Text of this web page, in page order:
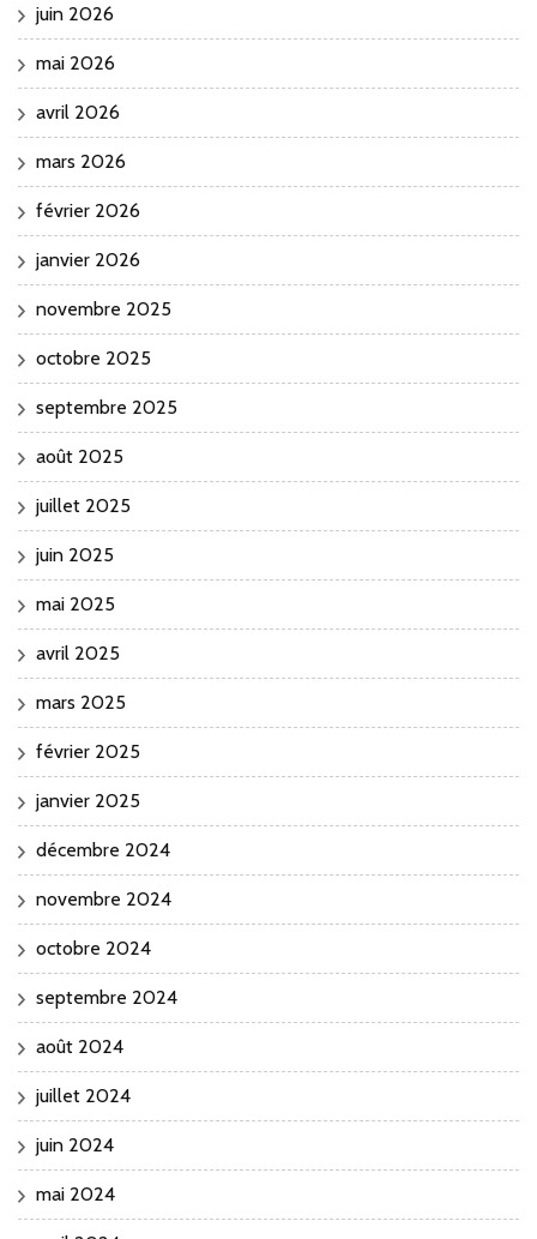
juin 2026
mai 2026
avril 2026
mars 2026
février 2026
janvier 2026
novembre 2025
octobre 2025
septembre 2025
août 2025
juillet 2025
juin 2025
mai 2025
avril 2025
mars 2025
février 2025
janvier 2025
décembre 2024
novembre 2024
octobre 2024
septembre 2024
août 2024
juillet 2024
juin 2024
mai 2024